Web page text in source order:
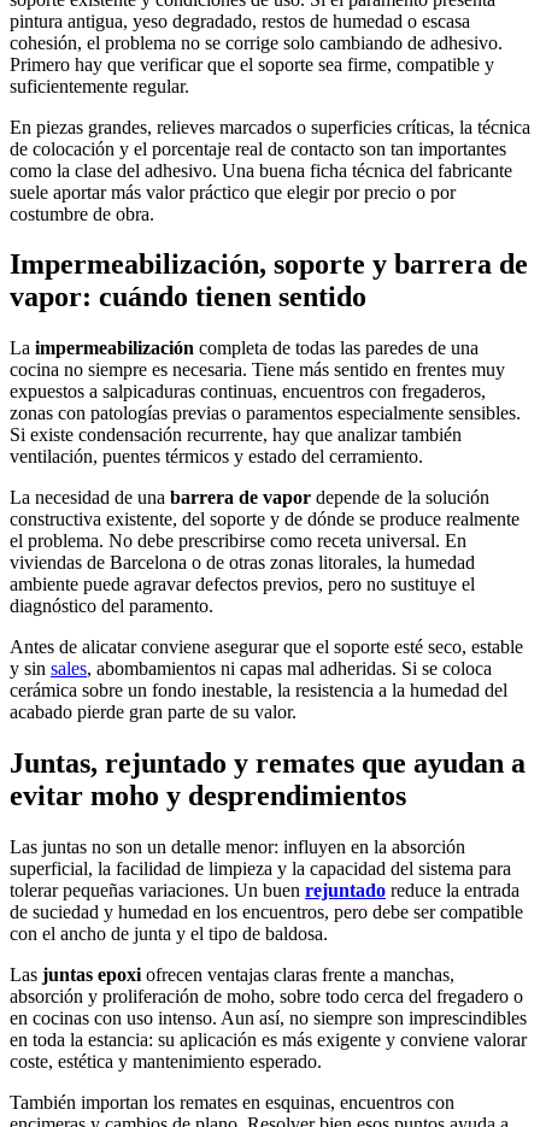
pintura antigua, yeso degradado, restos de humedad o escasa
cohesión, el problema no se corrige solo cambiando de adhesivo.
Primero hay que verificar que el soporte sea firme, compatible y
suficientemente regular.
En piezas grandes, relieves marcados o superficies críticas, la técnica
de colocación y el porcentaje real de contacto son tan importantes
como la clase del adhesivo. Una buena ficha técnica del fabricante
suele aportar más valor práctico que elegir por precio o por
costumbre de obra.
Impermeabilización, soporte y barrera de
vapor: cuándo tienen sentido
La impermeabilización completa de todas las paredes de una
cocina no siempre es necesaria. Tiene más sentido en frentes muy
expuestos a salpicaduras continuas, encuentros con fregaderos,
zonas con patologías previas o paramentos especialmente sensibles.
Si existe condensación recurrente, hay que analizar también
ventilación, puentes térmicos y estado del cerramiento.
La necesidad de una barrera de vapor depende de la solución
constructiva existente, del soporte y de dónde se produce realmente
el problema. No debe prescribirse como receta universal. En
viviendas de Barcelona o de otras zonas litorales, la humedad
ambiente puede agravar defectos previos, pero no sustituye el
diagnóstico del paramento.
Antes de alicatar conviene asegurar que el soporte esté seco, estable
y sin sales, abombamientos ni capas mal adheridas. Si se coloca
cerámica sobre un fondo inestable, la resistencia a la humedad del
acabado pierde gran parte de su valor.
Juntas, rejuntado y remates que ayudan a
evitar moho y desprendimientos
Las juntas no son un detalle menor: influyen en la absorción
superficial, la facilidad de limpieza y la capacidad del sistema para
tolerar pequeñas variaciones. Un buen rejuntado reduce la entrada
de suciedad y humedad en los encuentros, pero debe ser compatible
con el ancho de junta y el tipo de baldosa.
Las juntas epoxi ofrecen ventajas claras frente a manchas,
absorción y proliferación de moho, sobre todo cerca del fregadero o
en cocinas con uso intenso. Aun así, no siempre son imprescindibles
en toda la estancia: su aplicación es más exigente y conviene valorar
coste, estética y mantenimiento esperado.
También importan los remates en esquinas, encuentros con